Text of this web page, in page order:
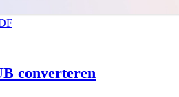
converteren